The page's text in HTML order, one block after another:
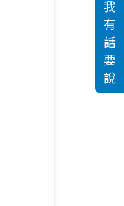
我
有
話
要
說